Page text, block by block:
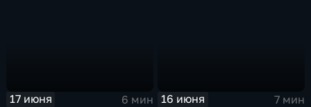
17 июня
6 мин
16 июня
7 мин